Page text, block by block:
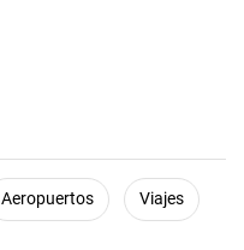
Aeropuertos Viajes